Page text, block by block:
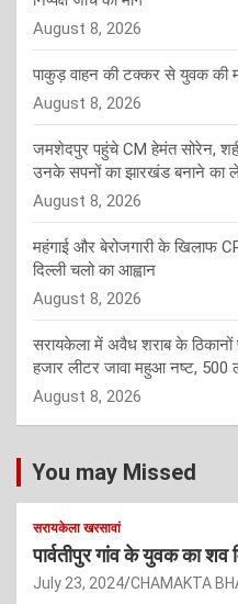
August 8, 2026
पाकुड़ वाहन की टक्कर से युवक की
August 8, 2026
जमशेदपुर पहुंचे CM हेमंत सोरेन,
उनके सपनों का झारखंड बनाने का
August 8, 2026
महंगाई और बेरोजगारी के खिलाफ
दिल्ली चलो का आह्वान
August 8, 2026
सरायकेला में अवैध शराब के ठिकानों
हजार लीटर जावा महुआ नष्ट, 500
August 8, 2026
You may Missed
सरायकेला खरसावां
पार्वतीपुर गांव के युवक का शव
July 23, 2024 CHAMAKTA